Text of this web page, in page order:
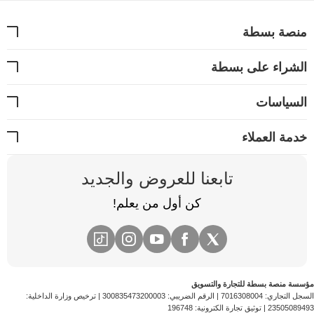
لسيارتك وسرعتها. علاوة على ذلك، توفر موديلات
سجلاً للرحلات يمتد لـ 180 يوماً لمسارات قيادتك.
منصة بسطة
الشراء على بسطة
السياسات
خدمة العملاء
تابعنا للعروض والجديد
كن أول من يعلم!
مؤسسة منصة بسطة للتجارة والتسويق
السجل التجاري: 7016308004 | الرقم الضريبي: 300835473200003 | ترخيص وزارة الداخلية:
23505089493 | توثيق تجارة الكترونية: 196748